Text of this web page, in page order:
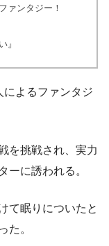
ァンタジー！
』
よるファンタジ
を挑戦され、実力
ーに誘われる。
て眠りについたと
た。